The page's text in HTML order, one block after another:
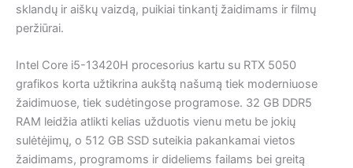
sklandų ir aiškų vaizdą, puikiai tinkantį žaidimams ir filmų
peržiūrai.
Intel Core i5-13420H procesorius kartu su RTX 5050
grafikos korta užtikrina aukštą našumą tiek moderniuose
žaidimuose, tiek sudėtingose programose. 32 GB DDR5
RAM leidžia atlikti kelias užduotis vienu metu be jokių
sulėtėjimų, o 512 GB SSD suteikia pakankamai vietos
žaidimams, programoms ir dideliems failams bei greitą